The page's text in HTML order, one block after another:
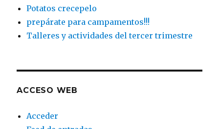
Potatos crecepelo
prepárate para campamentos!!!
Talleres y actividades del tercer trimestre
ACCESO WEB
Acceder